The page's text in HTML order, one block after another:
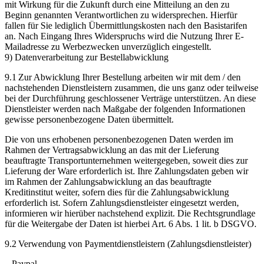
mit Wirkung für die Zukunft durch eine Mitteilung an den zu
Beginn genannten Verantwortlichen zu widersprechen. Hierfür
fallen für Sie lediglich Übermittlungskosten nach den Basistarifen
an. Nach Eingang Ihres Widerspruchs wird die Nutzung Ihrer E-
Mailadresse zu Werbezwecken unverzüglich eingestellt.
9) Datenverarbeitung zur Bestellabwicklung
9.1 Zur Abwicklung Ihrer Bestellung arbeiten wir mit dem / den
nachstehenden Dienstleistern zusammen, die uns ganz oder teilweise
bei der Durchführung geschlossener Verträge unterstützen. An diese
Dienstleister werden nach Maßgabe der folgenden Informationen
gewisse personenbezogene Daten übermittelt.
Die von uns erhobenen personenbezogenen Daten werden im
Rahmen der Vertragsabwicklung an das mit der Lieferung
beauftragte Transportunternehmen weitergegeben, soweit dies zur
Lieferung der Ware erforderlich ist. Ihre Zahlungsdaten geben wir
im Rahmen der Zahlungsabwicklung an das beauftragte
Kreditinstitut weiter, sofern dies für die Zahlungsabwicklung
erforderlich ist. Sofern Zahlungsdienstleister eingesetzt werden,
informieren wir hierüber nachstehend explizit. Die Rechtsgrundlage
für die Weitergabe der Daten ist hierbei Art. 6 Abs. 1 lit. b DSGVO.
9.2 Verwendung von Paymentdienstleistern (Zahlungsdienstleister)